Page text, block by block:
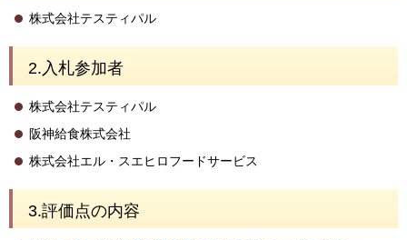
株式会社テスティパル
2.入札参加者
株式会社テスティパル
阪神給食株式会社
株式会社エル・スエヒロフードサービス
3.評価点の内容